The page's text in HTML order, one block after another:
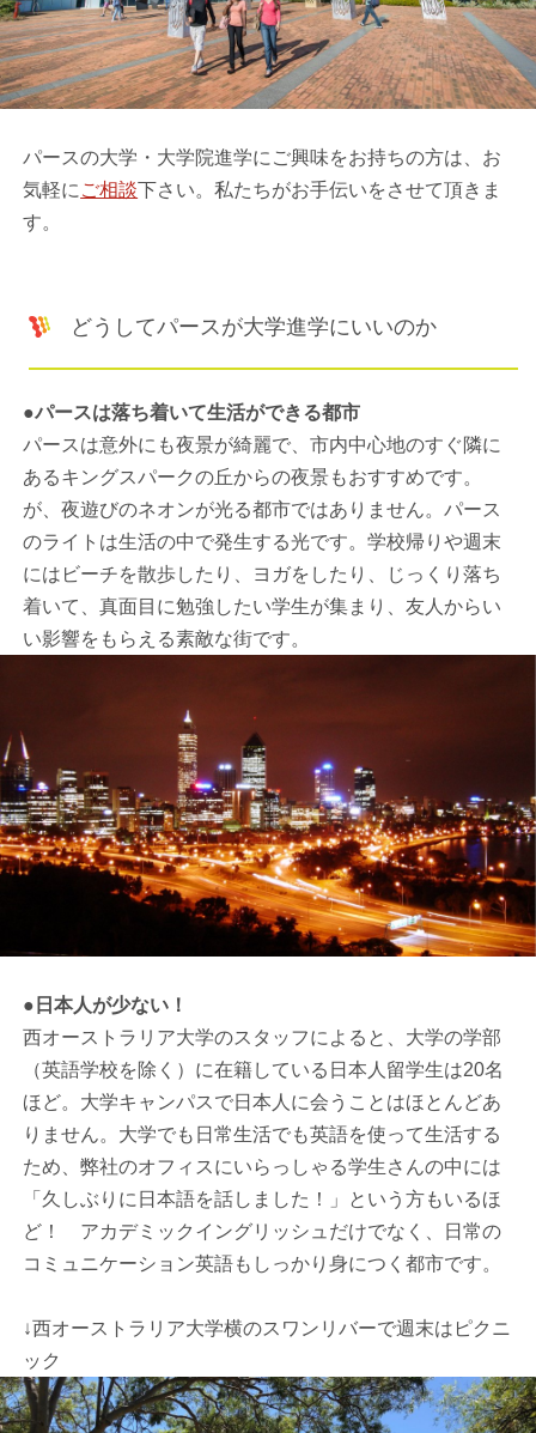
パースの大学・大学院進学にご興味をお持ちの方は、お
気軽に ご相談下さい。私たちがお手伝いをさせて頂きま
す。
どうしてパースが大学進学にいいのか
●パースは落ち着いて生活ができる都市
パースは意外にも夜景が綺麗で、市内中心地のすぐ隣に
あるキングスパークの丘からの夜景もおすすめです。
が、夜遊びのネオンが光る都市ではありません。パース
のライトは生活の中で発生する光です。学校帰りや週末
にはビーチを散歩したり、ヨガをしたり、じっくり落ち
着いて、真面目に勉強したい学生が集まり、友人からい
い影響をもらえる素敵な街です。
●日本人が少ない！
西オーストラリア大学のスタッフによると、大学の学部
（英語学校を除く）に在籍している日本人留学生は20名
ほど。大学キャンパスで日本人に会うことはほとんどあ
りません。大学でも日常生活でも英語を使って生活する
ため、弊社のオフィスにいらっしゃる学生さんの中には
「久しぶりに日本語を話しました！」という方もいるほ
ど！ アカデミックイングリッシュだけでなく、日常の
コミュニケーション英語もしっかり身につく都市です。
↓西オーストラリア大学横のスワンリバーで週末はピクニ
ック